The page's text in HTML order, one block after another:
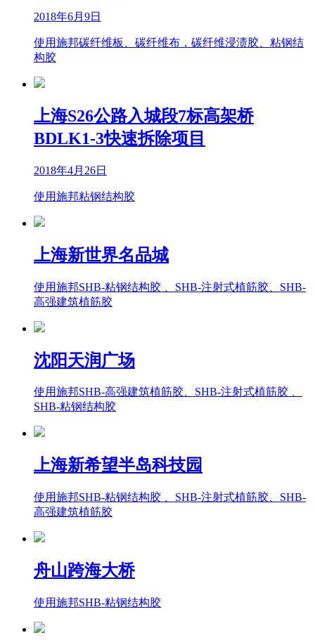
2018年6月9日
使用施邦碳纤维板、碳纤维布，碳纤维浸渍胶、粘钢结
构胶
上海S26公路入城段7标高架桥
BDLK1-3快速拆除项目
2018年4月26日
使用施邦粘钢结构胶
上海新世界名品城
使用施邦SHB-粘钢结构胶 、SHB-注射式植筋胶、SHB-
高强建筑植筋胶
沈阳天润广场
使用施邦SHB-高强建筑植筋胶、SHB-注射式植筋胶 、
SHB-粘钢结构胶
上海新希望半岛科技园
使用施邦SHB-粘钢结构胶 、SHB-注射式植筋胶、SHB-
高强建筑植筋胶
舟山跨海大桥
使用施邦SHB-粘钢结构胶